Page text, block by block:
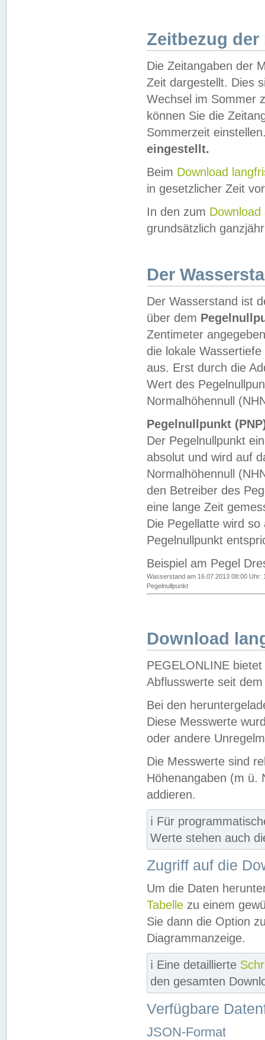
Zeitbezug der
Die Zeitangaben der
Zeit dargestellt. Dies
Wechsel im Sommer
können Sie die
Sommerzeit
eingestellt.
Beim Download
in gesetzlicher Zeit
In den zum Download
grundsätzlich
Der
Der Wasserstand ist
über dem
Zentimeter
die lokale
aus. Erst durch die
Wert des
Normalhöhennull
Pegelnullpunkt
Der Pegelnullpunkt
absolut und wird auf
Normalhöhennull
den Betreiber des
eine lange Zeit
Die Pegellatte wird
Pegelnullpunkt
Beispiel am Pegel
Wasserstand am 16.07.2013 08:00 Uhr:
Pegelnullpunkt
Download
PEGELONLINE
Abflusswerte seit
Bei den
Diese Messwerte
oder andere
Die Messwerte sind
Höhenangaben (m ü.
addieren.
ℹ️ Für
Werte stehen auch
Zugriff auf die
Um die Daten
Tabelle zu einem
Sie dann die Option
Diagrammanzeige.
ℹ️ Eine detaillierte
den gesamten
Verfügbare
JSON-Format